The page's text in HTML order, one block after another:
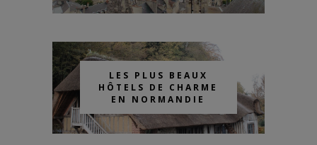
LES PLUS BEAUX
HÔTELS DE CHARME
EN NORMANDIE